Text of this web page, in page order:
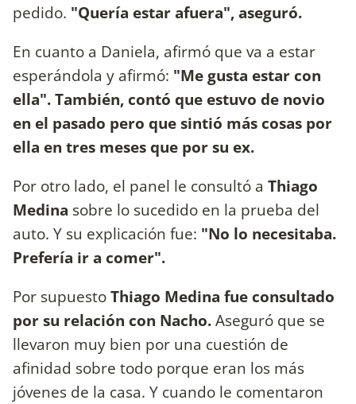
pedido. "Quería estar afuera", aseguró.
En cuanto a Daniela, afirmó que va a estar
esperándola y afirmó: "Me gusta estar con
ella". También, contó que estuvo de novio
en el pasado pero que sintió más cosas por
ella en tres meses que por su ex.
Por otro lado, el panel le consultó a Thiago
Medina sobre lo sucedido en la prueba del
auto. Y su explicación fue: "No lo necesitaba.
Prefería ir a comer".
Por supuestoThiago Medina fue consultado
por su relación con Nacho.Aseguró que se
llevaron muy bien por una cuestión de
afinidad sobre todo porque eran los más
jóvenes de la casa. Y cuando le comentaron